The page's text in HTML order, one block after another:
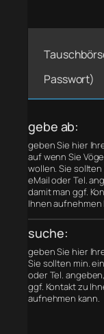
Passwort)
gebe ab:
geben Sie hier
auf wenn Sie
wollen. Sie sollten
eMail oder Tel.
damit man ggf.
Ihnen aufnehmen
suche:
geben Sie hier
Sie sollten min.
oder Tel.
ggf. Kontakt zu
aufnehmen kann.